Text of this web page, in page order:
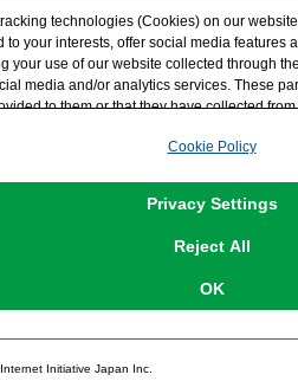
technologies (Cookies) on our
to your interests, offer social media features
your use of our website collected through
media and/or analytics services. These
to them or that they have collected
for Strictly Necessary Cookies, please
Cookie Policy
Privacy Settings
Reject All
OK
Initiative Japan Inc.